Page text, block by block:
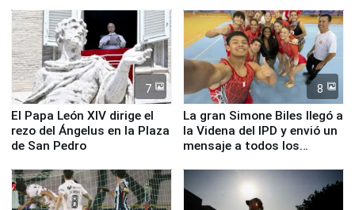
7
El Papa León XIV dirige el
rezo del Ángelus en la Plaza
de San Pedro
8
La gran Simone Biles llegó a
la Videna del IPD y envió un
mensaje a todos los